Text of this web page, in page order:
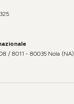
/ 8011 - 80035 Nola (NA)